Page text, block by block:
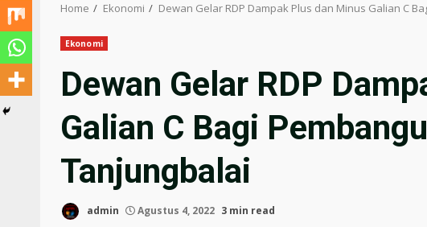
Home Ekonomi Dewan Gelar RDP Dampak Plus dan Minus Galian C
Ekonomi
Dewan Gelar RDP
Galian C Bagi
Tanjungbalai
admin Agustus 4, 2022 3 min read